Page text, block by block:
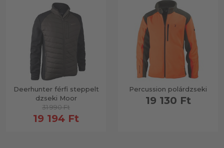
Deerhunter férfi steppelt
dzseki Moor
31 990 Ft
19 194 Ft
Percussion polárdzseki
19 130 Ft